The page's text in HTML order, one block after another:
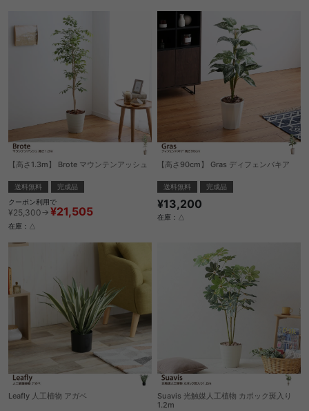
【高さ1.3m】 Brote マウンテンアッシュ
送料無料
完成品
クーポン利用で
¥25,300→ ¥21,505
在庫：△
【高さ90cm】 Gras ディフェンバキア
送料無料 完成品
¥13,200
在庫：△
Leafly 人工植物 アガベ
Suavis 光触媒人工植物 カポック斑入り
1.2m